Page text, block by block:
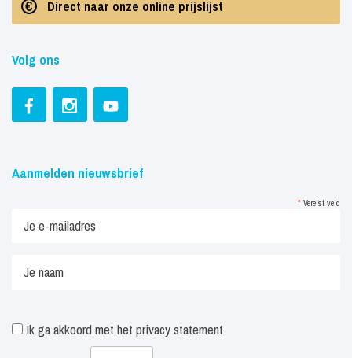
Direct naar onze online prijslijst
Volg ons
Aanmelden nieuwsbrief
* Vereist veld
Ik ga akkoord met het privacy statement